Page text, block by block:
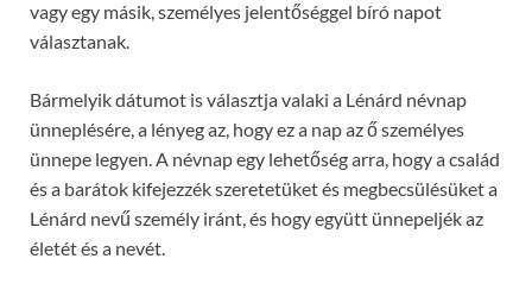
vagy egy másik, személyes jelentőséggel bíró napot
választanak.
Bármelyik dátumot is választja valaki a Lénárd névnap
ünneplésére, a lényeg az, hogy ez a nap az ő személyes
ünnepe legyen. A névnap egy lehetőség arra, hogy a család
és a barátok kifejezzék szeretetüket és megbecsülésüket a
Lénárd nevű személy iránt, és hogy együtt ünnepeljék az
életét és a nevét.